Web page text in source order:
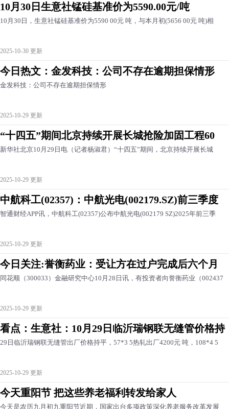
10月30日生意社锰硅基准价为5590.00元/吨
10月30日，生意社锰硅基准价为5590 00元 吨，与本月初(5656 00元 吨)相
2025-10-30 更新
今日热文：金发科技：公司不存在逾期担保情形
金发科技：公司不存在逾期担保情形
2025-10-29 更新
“十四五”期间北京持续开展长城抢险加固工程60
新华社北京10月29日电（记者杨淑君）“十四五”期间，北京持续开展长城
2025-10-29 更新
中航科工(02357)：中航光电(002179.SZ)前三季度
智通财经APP讯，中航科工(02357)公布中航光电(002179 SZ)2025年前三季
2025-10-29 更新
今日关注:誉衡药业：受让方在过户完成后六个月
同花顺（300033）金融研究中心10月28日讯，有投资者向誉衡药业（002437
2025-10-29 更新
看点：生意社：10月29日临沂瑞钢联无缝管价格持
29日临沂瑞钢联无缝管出厂价格持平，57*3 5热轧出厂4200元 吨，108*4 5
2025-10-29 更新
今天重阳节 把这些养老福利转发给家人
今天是农历九月初九重阳节近期，国家出台多项政策深化养老服务改革发展